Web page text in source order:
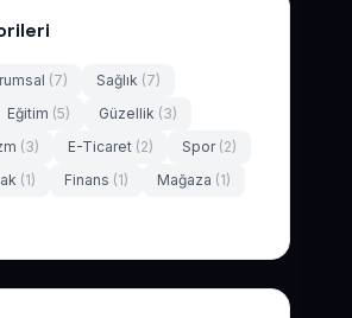
(7) Sağlık (7)
Eğitim (5) Güzellik (3)
(3) E-Ticaret (2) Spor (2)
(1) Finans (1) Mağaza (1)